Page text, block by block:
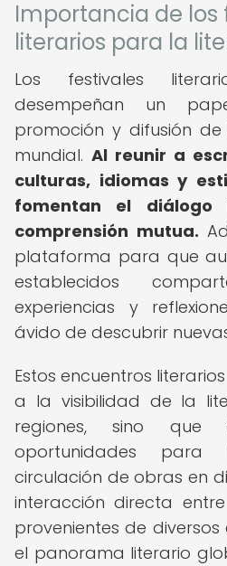
Importancia de los
literarios para la
Los festivales
desempeñan un
promoción y difusión
mundial. Al reunir a
culturas, idiomas y
fomentan el
comprensión mutua.
plataforma para que
establecidos
experiencias y
ávido de descubrir
Estos encuentros
a la visibilidad de la
regiones, sino que
oportunidades
circulación de obras en
interacción directa
provenientes de
el panorama literario